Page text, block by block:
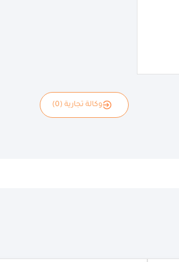
وكالة تجارية (0)